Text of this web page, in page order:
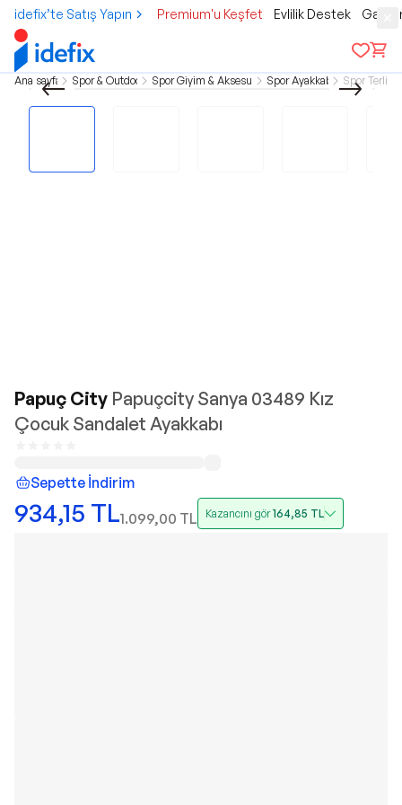
idefix’te Satış Yapın Premium'u Keşfet Evlilik Destek
Ana sayfa Spor & Outdoor Spor Giyim & Aksesuar Spor Ayakkabı Spor Terlik
Papuç City Papuçcity Sanya 03489 Kız
Çocuk Sandalet Ayakkabı
Sepette İndirim
934,15 TL1.099,00 TL Kazancını gör164,85 TL